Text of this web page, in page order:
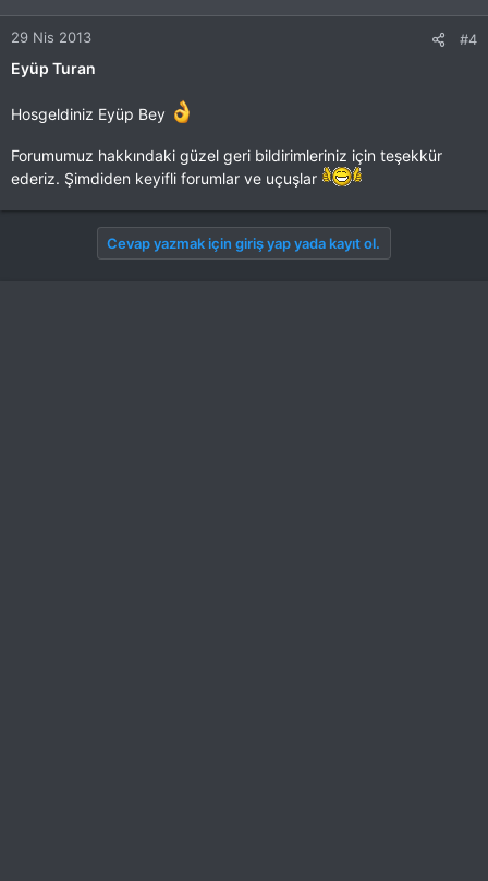
29 Nis 2013 #4
Eyüp Turan
Hosgeldiniz Eyüp Bey
Forumumuz hakkındaki güzel geri bildirimleriniz için teşekkür
ederiz. Şimdiden keyifli forumlar ve uçuşlar
Cevap yazmak için giriş yap yada kayıt ol.